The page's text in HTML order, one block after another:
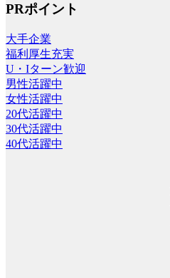
PRポイント
大手企業
福利厚生充実
U・Iターン歓迎
男性活躍中
女性活躍中
20代活躍中
30代活躍中
40代活躍中